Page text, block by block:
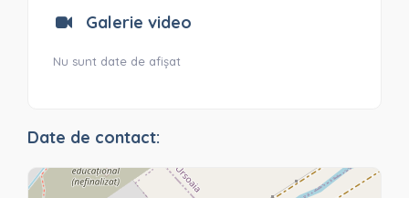
Galerie video
Nu sunt date de afișat
Date de contact: